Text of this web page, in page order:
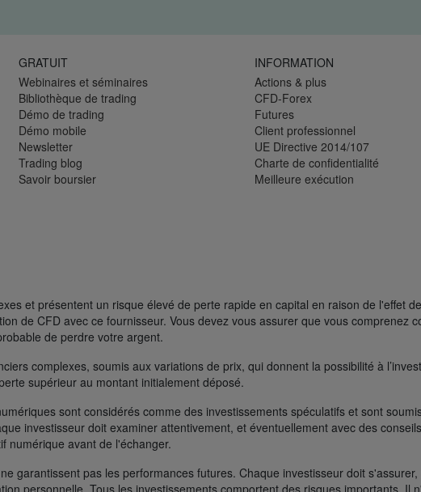
GRATUIT
Webinaires et séminaires
Bibliothèque de trading
Démo de trading
Démo mobile
Newsletter
Trading blog
Savoir boursier
INFORMATION
Actions & plus
CFD-Forex
Futures
Client professionnel
UE Directive 2014/107
Charte de confidentialité
Meilleure exécution
et présentent un risque élevé de perte rapide en capital en raison de l'effet
de CFD avec ce fournisseur. Vous devez vous assurer que vous comprenez
de perdre votre argent.
complexes, soumis aux variations de prix, qui donnent la possibilité à
supérieur au montant initialement déposé.
sont considérés comme des investissements spéculatifs et sont
investisseur doit examiner attentivement, et éventuellement avec des
numérique avant de l'échanger.
garantissent pas les performances futures. Chaque investisseur doit
personnelle. Tous les investissements comportent des risques importants. Il